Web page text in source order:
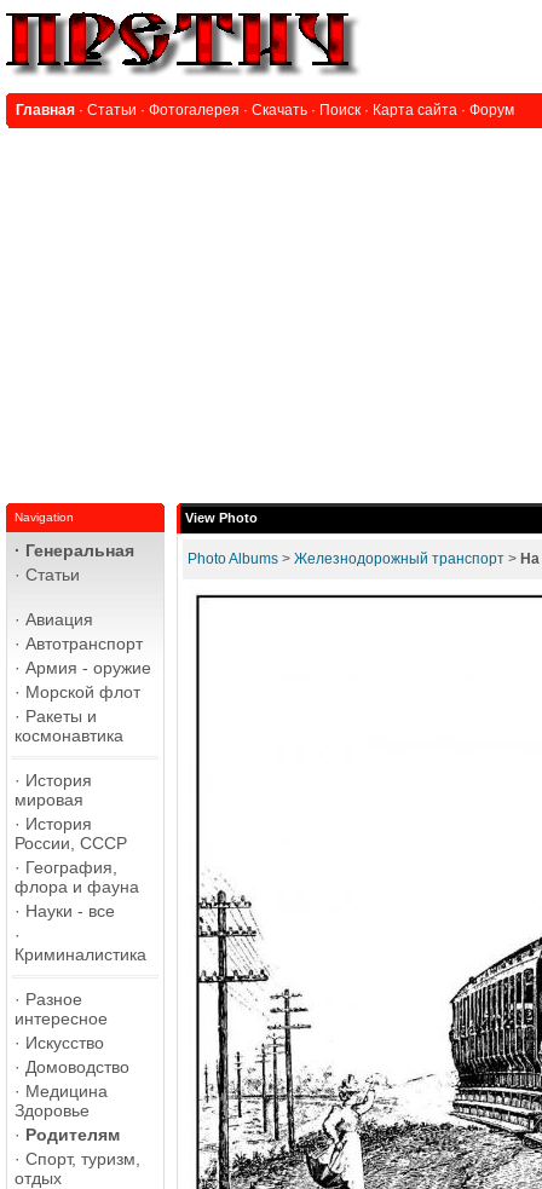
Главная · Статьи · Фотогалерея · Скачать · Поиск · Карта сайта · Форум
Navigation
· Генеральная
· Статьи
· Авиация
· Автотранспорт
· Армия - оружие
· Морской флот
· Ракеты и
космонавтика
· История
мировая
· История
России, СССР
· География,
флора и фауна
· Науки - все
·
Криминалистика
· Разное
интересное
· Искусство
· Домоводство
· Медицина
Здоровье
· Родителям
· Спорт, туризм,
отдых
View Photo
Photo Albums > Железнодорожный транспорт > На